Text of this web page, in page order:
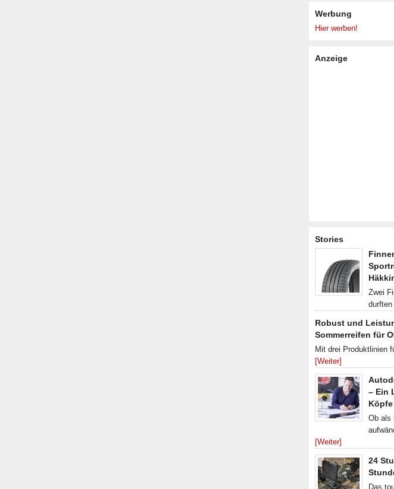
Werbung
Hier werben!
Anzeige
Stories
Zwei
Robust und
Sommerreifen für
Mit drei Produktlinien
[Weiter]
– Ein
Köpfe
Ob als
[Weiter]
24
Das